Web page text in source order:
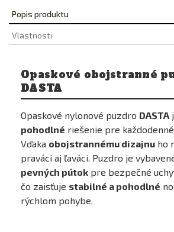
Popis produktu
Vlastnosti
Opaskové obojstranné
DASTA
Opaskové nylonové puzdro DASTA
pohodlné riešenie pre
Vďaka obojstrannému dizajnu ho
praváci aj ľaváci. Puzdro je
pevných pútok pre bezpečné
čo zaisťuje stabilné a pohodlné
rýchlom pohybe.